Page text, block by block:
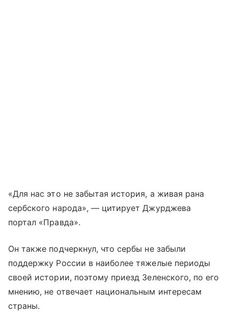
«Для нас это не забытая история, а живая рана
сербского народа», — цитирует Джурджева
портал «Правда».
Он также подчеркнул, что сербы не забыли
поддержку России в наиболее тяжелые периоды
своей истории, поэтому приезд Зеленского, по его
мнению, не отвечает национальным интересам
страны.